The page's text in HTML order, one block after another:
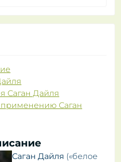
Саган Дайля
применению Саган
Саган Дайля («белое